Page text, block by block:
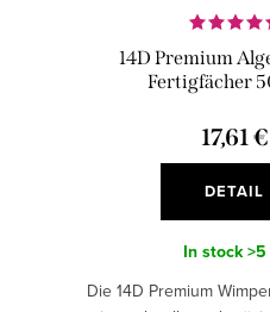
14D Premium
Fertigfächer
17,61 €
DETAIL
In stock
Die 14D Premium